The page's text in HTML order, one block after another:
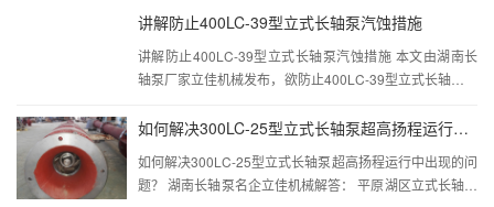
方法也相对简单。主要看哪一种更适合工况需...···
讲解防止400LC-39型立式长轴泵汽蚀措施
讲解防止400LC-39型立式长轴泵汽蚀措施 本文由湖南长
轴泵厂家立佳机械发布，欲防止400LC-39型立式长轴泵发
蚀的措施如下： ...···
如何解决300LC-25型立式长轴泵超高扬程运行中出现的问题？
如何解决300LC-25型立式长轴泵超高扬程运行中出现的问
题？ 湖南长轴泵名企立佳机械解答： 平原湖区立式长轴泵